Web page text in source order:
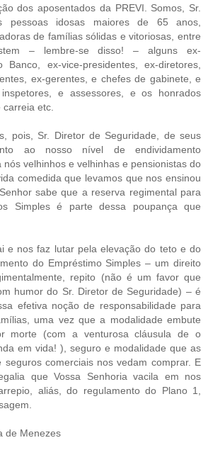
dos aposentados da PREVI. Somos, Sr.
pessoas idosas maiores de 65 anos,
de famílias sólidas e vitoriosas, entre
– lembre-se disso! – alguns ex-
Banco, ex-vice-presidentes, ex-diretores,
ex-gerentes, e chefes de gabinete, e
e assessores, e os honrados
etc.
pois, Sr. Diretor de Seguridade, de seus
ao nosso nível de endividamento
nós velhinhos e velhinhas e pensionistas do
comedida que levamos que nos ensinou
sabe que a reserva regimental para
Simples é parte dessa poupança que
e nos faz lutar pela elevação do teto e do
do Empréstimo Simples – um direito
repito (não é um favor que
humor do Sr. Diretor de Seguridade) – é
efetiva noção de responsabilidade para
uma vez que a modalidade embute
morte (com a venturosa cláusula de o
em vida! ), seguro e modalidade que as
seguros comerciais nos vedam comprar. E
que Vossa Senhoria vacila em nos
aliás, do regulamento do Plano 1,
de Menezes